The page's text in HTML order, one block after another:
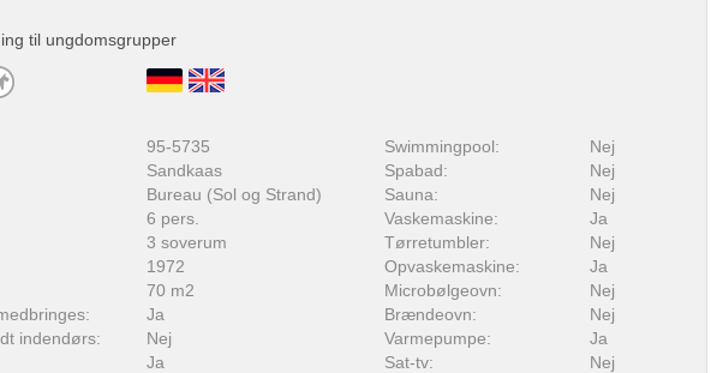
til ungdomsgrupper
95-5735
Sandkaas
Bureau (Sol og Strand)
6 pers.
3 soverum
1972
70 m2
Ja
indendørs:
Nej
Ja
Swimmingpool:
Nej
Spabad:
Nej
Sauna:
Nej
Vaskemaskine:
Ja
Tørretumbler:
Nej
Opvaskemaskine:
Ja
Microbølgeovn:
Nej
Brændeovn:
Nej
Varmepumpe:
Ja
Sat-tv:
Nej